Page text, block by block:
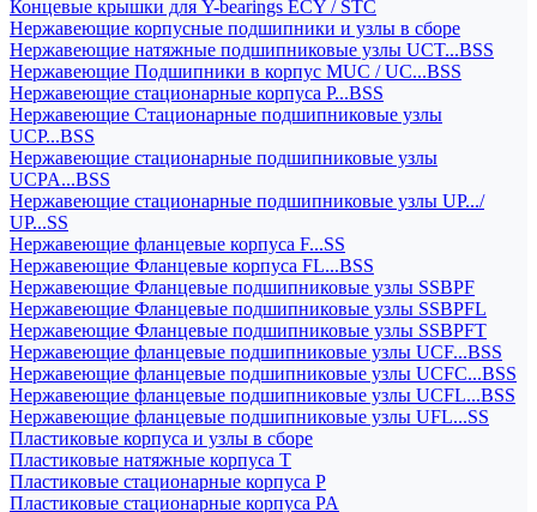
Концевые крышки для Y-bearings ECY / STC
Нержавеющие корпусные подшипники и узлы в сборе
Нержавеющие натяжные подшипниковые узлы UCT...BSS
Нержавеющие Подшипники в корпус MUC / UC...BSS
Нержавеющие стационарные корпуса P...BSS
Нержавеющие Стационарные подшипниковые узлы
UCP...BSS
Нержавеющие стационарные подшипниковые узлы
UCPA...BSS
Нержавеющие стационарные подшипниковые узлы UP.../
UP...SS
Нержавеющие фланцевые корпуса F...SS
Нержавеющие Фланцевые корпуса FL...BSS
Нержавеющие Фланцевые подшипниковые узлы SSBPF
Нержавеющие Фланцевые подшипниковые узлы SSBPFL
Нержавеющие Фланцевые подшипниковые узлы SSBPFT
Нержавеющие фланцевые подшипниковые узлы UCF...BSS
Нержавеющие фланцевые подшипниковые узлы UCFC...BSS
Нержавеющие фланцевые подшипниковые узлы UCFL...BSS
Нержавеющие фланцевые подшипниковые узлы UFL...SS
Пластиковые корпуса и узлы в сборе
Пластиковые натяжные корпуса T
Пластиковые стационарные корпуса P
Пластиковые стационарные корпуса PA